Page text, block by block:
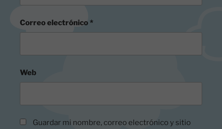
Correo electrónico*
Web
Guardar mi nombre, correo electrónico y sitio